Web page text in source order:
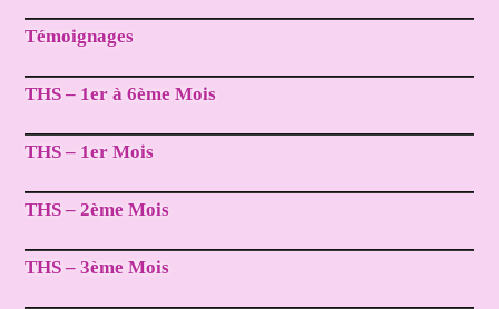
Témoignages
THS – 1er à 6ème Mois
THS – 1er Mois
THS – 2ème Mois
THS – 3ème Mois